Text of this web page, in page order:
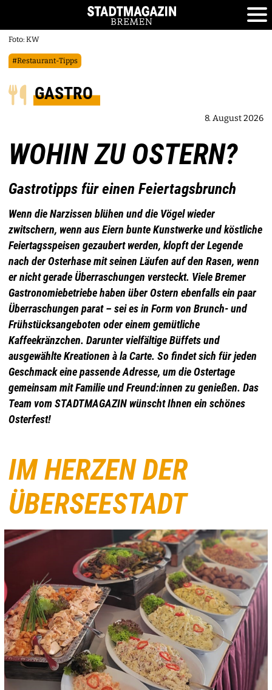
Foto: KW
#Restaurant-Tipps
GASTRO
8. August 2026
WOHIN ZU OSTERN?
Gastrotipps für einen Feiertagsbrunch
Wenn die Narzissen blühen und die Vögel wieder
zwitschern, wenn aus Eiern bunte Kunstwerke und köstliche
Feiertagsspeisen gezaubert werden, klopft der Legende
nach der Osterhase mit seinen Läufen auf den Rasen, wenn
er nicht gerade Überraschungen versteckt. Viele Bremer
Gastronomiebetriebe haben über Ostern ebenfalls ein paar
Überraschungen parat – sei es in Form von Brunch- und
Frühstücksangeboten oder einem gemütliche
Kaffeekränzchen. Darunter vielfältige Büffets und
ausgewählte Kreationen à la Carte. So findet sich für jeden
Geschmack eine passende Adresse, um die Ostertage
gemeinsam mit Familie und Freund:innen zu genießen. Das
Team vom STADTMAGAZIN wünscht Ihnen ein schönes
Osterfest!
IM HERZEN DER
ÜBERSEESTADT